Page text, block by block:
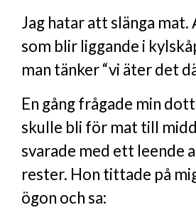
Jag hatar att slänga
som blir liggande i
man tänker “vi äter det
En gång frågade min
skulle bli för mat till
svarade med ett leende
rester. Hon tittade på
ögon och sa: